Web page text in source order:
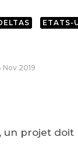
ETATS-
Nov 2019
un projet